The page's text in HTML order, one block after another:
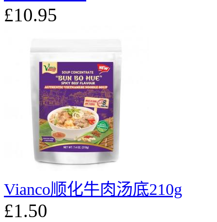
£10.95
Vianco顺化牛肉汤底210g
£1.50